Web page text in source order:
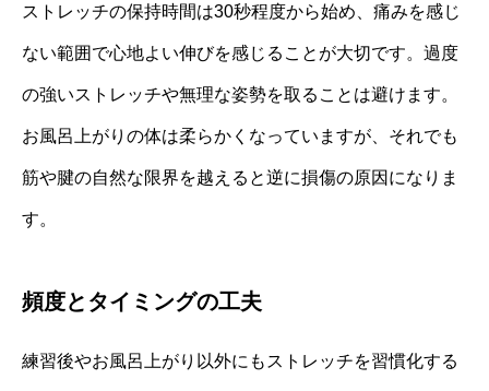
ストレッチの保持時間は30秒程度から始め、痛みを感じ
ない範囲で心地よい伸びを感じることが大切です。過度
の強いストレッチや無理な姿勢を取ることは避けます。
お風呂上がりの体は柔らかくなっていますが、それでも
筋や腱の自然な限界を越えると逆に損傷の原因になりま
す。
頻度とタイミングの工夫
練習後やお風呂上がり以外にもストレッチを習慣化する